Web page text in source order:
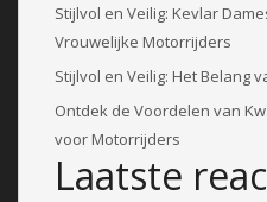
Stijlvol en Veilig: Kevlar
Vrouwelijke Motorrijders
Stijlvol en Veilig: Het Belang
Ontdek de Voordelen van
voor Motorrijders
Laatste